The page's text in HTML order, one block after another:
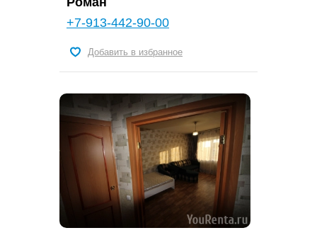
+7-913-442-90-00
Добавить в избранное